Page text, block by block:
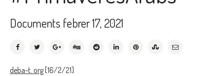
Documents febrer 17, 2021
deba-t. org [16/2/21]